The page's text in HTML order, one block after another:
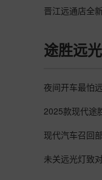
晋江远通店全
途胜远
夜间开车最怕
2025款现代途
现代汽车召回
未关远光灯致